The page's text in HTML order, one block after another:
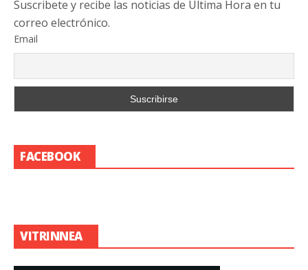
Suscribete y recibe las noticias de Última Hora en tu
correo electrónico.
Email
FACEBOOK
VITRINNEA